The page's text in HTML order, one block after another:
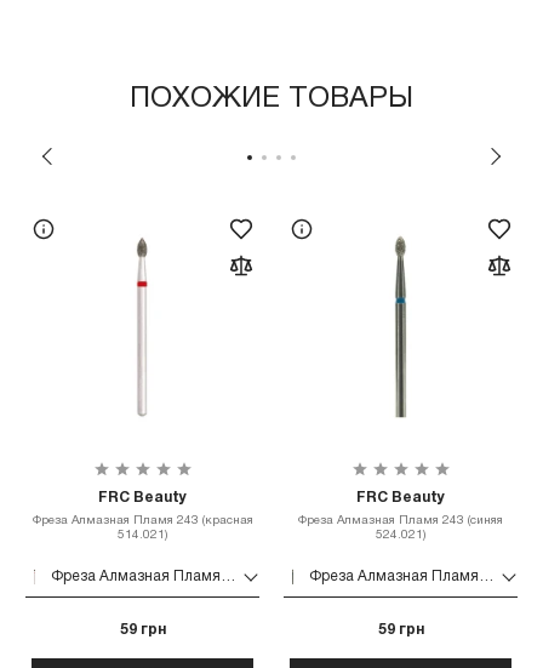
ПОХОЖИЕ ТОВАРЫ
FRC Beauty
Фреза Алмазная Пламя 243 (красная
514.021)
Фреза Алмазная Пламя 243 (красная 514.021)
59 грн
FRC Beauty
Фреза Алмазная Пламя 243 (синяя
524.021)
Фреза Алмазная Пламя 243 (синяя 524.021)
59 грн